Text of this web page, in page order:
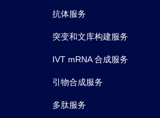
抗体服务
突变和文库构建服务
IVT mRNA 合成服务
引物合成服务
多肽服务